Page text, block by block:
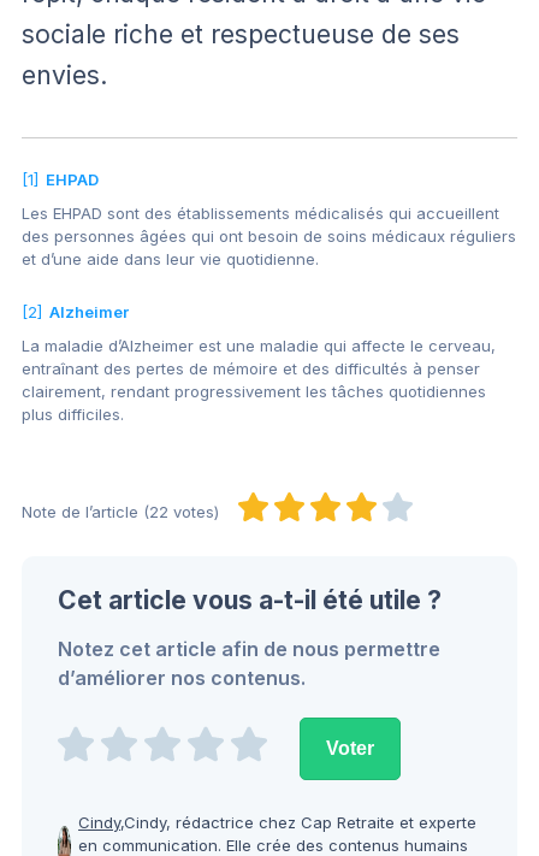
sociale riche et respectueuse de ses
envies.
[1] EHPAD
Les EHPAD sont des établissements médicalisés qui accueillent
des personnes âgées qui ont besoin de soins médicaux réguliers
et d’une aide dans leur vie quotidienne.
[2] Alzheimer
La maladie d’Alzheimer est une maladie qui affecte le cerveau,
entraînant des pertes de mémoire et des difficultés à penser
clairement, rendant progressivement les tâches quotidiennes
plus difficiles.
Note de l’article (22 votes)
Cet article vous a-t-il été utile ?
Notez cet article afin de nous permettre
d’améliorer nos contenus.
Cindy,Cindy, rédactrice chez Cap Retraite et experte
en communication. Elle crée des contenus humains